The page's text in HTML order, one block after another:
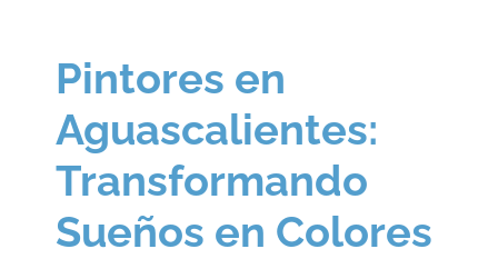
Pintores en
Aguascalientes:
Transformando
Sueños en Colores